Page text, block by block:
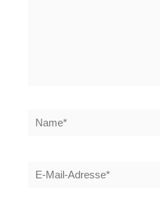
Name*
E-